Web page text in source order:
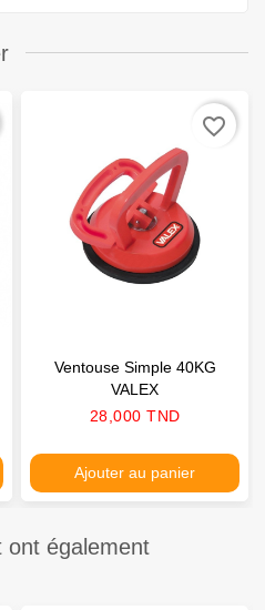
Ventouse Simple 40KG
VALEX
Prix
28,000 TND
Ajouter au panier
favorite_border
ont également